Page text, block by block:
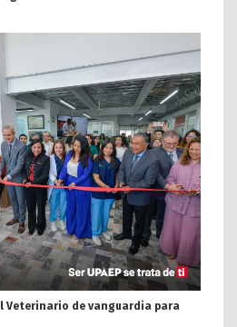
Veterinario de vanguardia para